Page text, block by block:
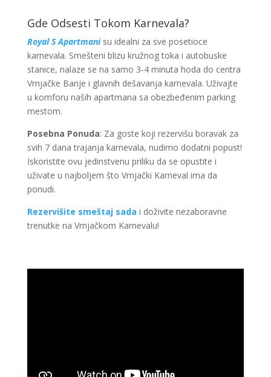
Gde Odsesti Tokom Karnevala?
Royal S Apartmanisu idealni za sve posetioce
karnevala. Smešteni blizu kružnog toka i autobuske
stanice, nalaze se na samo 3-4 minuta hoda do centra
Vrnjačke Banje i glavnih dešavanja karnevala. Uživajte
u komforu naših apartmana sa obezbeđenim parking
mestom.
Posebna Ponuda: Za goste koji rezervišu boravak za
svih 7 dana trajanja karnevala, nudimo dodatni popust!
Iskoristite ovu jedinstvenu priliku da se opustite i
uživate u najboljem što Vrnjački Karneval ima da
ponudi.
Rezervišite smeštaj sada i doživite nezaboravne
trenutke na Vrnjačkom Karnevalu!